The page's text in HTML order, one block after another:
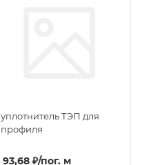
уплотнитель ТЭП для
профиля
93,68₽/пог. м